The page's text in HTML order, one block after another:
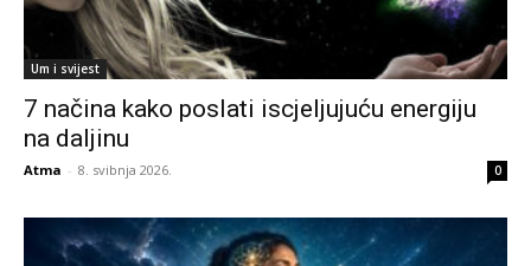
Um i svijest
7 načina kako poslati iscjeljujuću energiju
na daljinu
Atma - 8. svibnja 2026. 0